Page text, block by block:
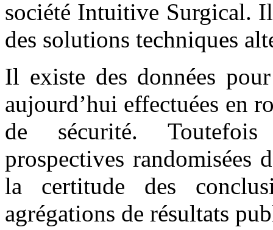
société Intuitive Surgical.
des solutions techniques
Il existe des données
aujourd’hui effectuées en
de sécurité. Toutefois
prospectives randomisées
la certitude des
agrégations de résultats